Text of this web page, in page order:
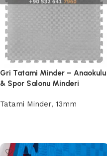
Gri Tatami Minder – Anaokulu
& Spor Salonu Minderi
Tatami Minder, 13mm